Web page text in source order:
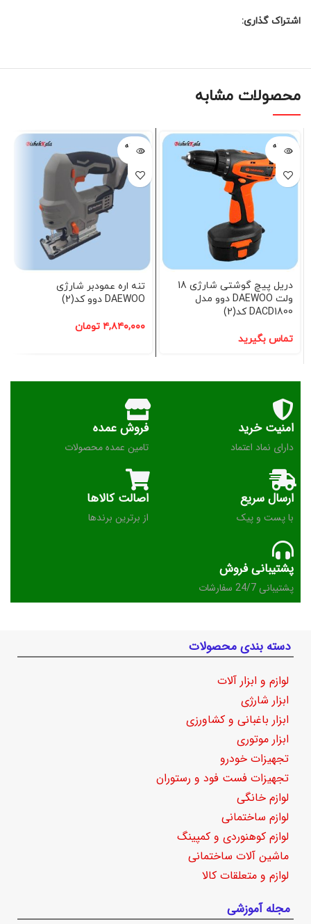
اشتراک گذاری:
محصولات مشابه
فروخته
شده
دریل پیچ گوشتی شارژی 18
ولت DAEWOO دوو مدل
DACD1800 کد(2)
تماس بگیرید
فروخته
شده
تنه اره عمودبر شارژی
DAEWOO دوو کد(2)
۴,۸۴۰,۰۰۰ تومان
امنیت خرید
دارای نماد اعتماد
فروش عمده
تامین عمده محصولات
ارسال سریع
با پست و پیک
اصالت کالاها
از برترین برندها
پشتیبانی فروش
پشتیبانی 24/7 سفارشات
دسته بندی محصولات
لوازم و ابزار آلات
ابزار شارژی
ابزار باغبانی و کشاورزی
ابزار موتوری
تجهیزات خودرو
تجهیزات فست فود و رستوران
لوازم خانگی
لوازم ساختمانی
لوازم کوهنوردی و کمپینگ
ماشین آلات ساختمانی
لوازم و متعلقات کالا
مجله آموزشی